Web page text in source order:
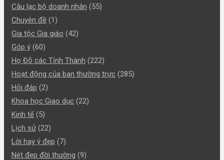
Câu lạc bộ doanh nhân (55)
Chuyên đề (1)
Gia tộc Gia giáo (42)
Góp ý (60)
Họ Đỗ các Tỉnh Thành (222)
Hoạt động của ban thường trực (285)
Hỏi đáp (2)
Khoa học Giao dục (22)
Kinh tế(5)
Lịch sử(22)
Lời hay ý đẹp (7)
Nét đẹp đời thường (9)